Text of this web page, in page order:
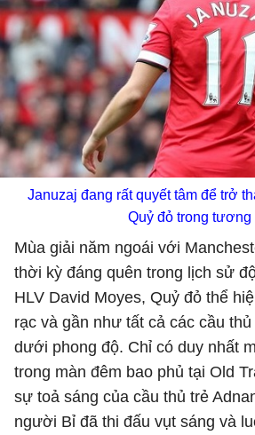
Januzaj đang rất quyết tâm để trở
Quỷ đỏ trong tương
Mùa giải năm ngoái với
thời kỳ đáng quên trong lịch sử
HLV David Moyes, Quỷ đỏ thể
rạc và gần như tất cả các cầu
dưới phong độ. Chỉ có duy nhất
trong màn đêm bao phủ tại Old
sự toả sáng của cầu thủ trẻ
người Bỉ đã thi đấu vụt sáng và